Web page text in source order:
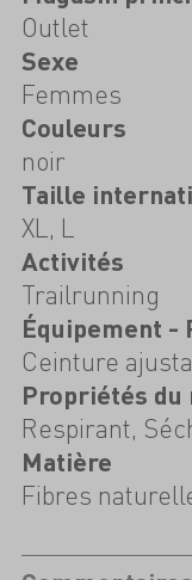
Outlet
Sexe
Femmes
Couleurs
noir
Taille
XL, L
Activités
Trailrunning
Équipement -
Ceinture
Propriétés du
Respirant,
Matière
Fibres